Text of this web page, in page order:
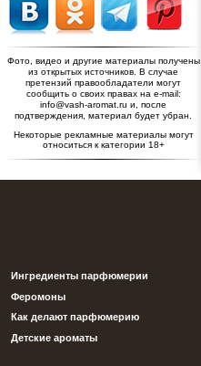
Фото, видео и другие материалы получены
из открытых источников. В случае
претензий правообладатели могут
сообщить о своих правах на e-mail:
info@vash-aromat.ru и, после
подтверждения, материал будет убран.
Некоторые рекламные материалы могут
относиться к категории 18+
Ингредиенты парфюмерии
Феромоны
Как делают парфюмерию
Детские ароматы